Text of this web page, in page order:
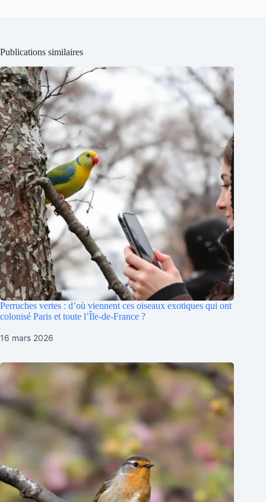
Publications similaires
Perruches vertes : d’où viennent ces oiseaux exotiques qui ont
colonisé Paris et toute l’Île-de-France ?
16 mars 2026